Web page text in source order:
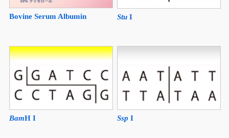
Bovine Serum Albumin Stu I
BamH I Ssp I